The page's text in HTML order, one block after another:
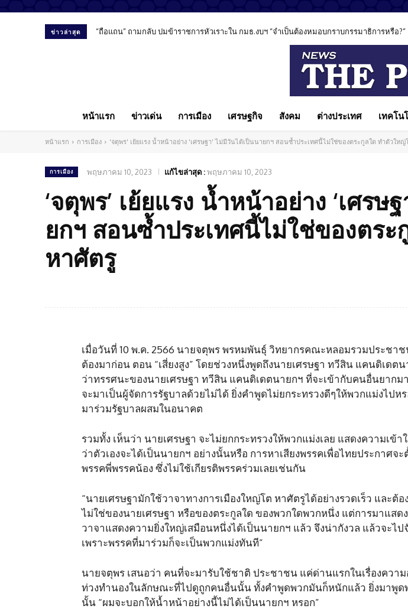
ข่าวล่าสุด “ถือแถน” ถามกลับ ปมข้าราชการหัวเราะใน กมธ.งบฯ “จำเป็นต้องหมอบกราบกรรมาธิการหรือ?”
หน้าแรก ข่าวเด่น การเมือง เศรษฐกิจ สังคม ต่างประเทศ เทคโน
หน้าแรก การเมือง 'จตุพร' เย้ยแรง น้ำหน้าอย่าง 'เศรษฐา' ไม่มีวันได้เป็นนายกฯ สอนซ้ำประเทศนี้ไม่ใช่ของตระกูลใด ทำตัวใหญ่
การเมือง พฤษภาคม 10, 2023 แก้ไขล่าสุด :พฤษภาคม 10, 2023
‘จตุพร’ เย้ยแรง น้ำหน้าอย่าง ‘เศรษ
ยกฯ สอนซ้ำประเทศนี้ไม่ใช่ของตร
หาศัตรู
เมื่อวันที่ 10 พ.ค. 2566 นายจตุพร พรหมพันธุ์ วิทยากรคณะหลอมรวมประชา
ต้องมาก่อน ตอน “เสี่ยงสูง” โดยช่วงหนึ่งพูดถึงนายเศรษฐา ทวีสิน แคนดิเดต
ว่าทรรศนะของนายเศรษฐา ทวีสิน แคนดิเดตนายกฯ ที่จะเข้ากับคนอื่นยากม
จะมาเป็นผู้จัดการรัฐบาลด้วยไม่ได้ ยิ่งคำพูดไม่ยกระทรวงดีๆให้พวกแม่งไปห
มาร่วมรัฐบาลผสมในอนาคต
รวมทั้ง เห็นว่า นายเศรษฐา จะไม่ยกกระทรวงให้พวกแม่งเลย แสดงความเข้
ว่าตัวเองจะได้เป็นนายกฯ อย่างนั้นหรือ การหาเสียงพรรคเพื่อไทยประกาศจ
พรรคพี่พรรคน้อง ซึ่งไม่ใช้เกียรติพรรคร่วมเลยเช่นกัน
“นายเศรษฐามักใช้วาจาทางการเมืองใหญ่โต หาศัตรูได้อย่างรวดเร็ว และต้
ไม่ใช่ของนายเศรษฐา หรือของตระกูลใด ของพวกใดพวกหนึ่ง แต่การมาแสด
วาจาแสดงความยิ่งใหญ่เสมือนหนึ่งได้เป็นนายกฯ แล้ว จึงน่ากังวล แล้วจะไ
เพราะพรรคที่มาร่วมก็จะเป็นพวกแม่งทันที”
นายจตุพร เสนอว่า คนที่จะมารับใช้ชาติ ประชาชน แค่ด่านแรกในเรื่องควา
ท่วงทำนองในลักษณะที่ไปดูถูกคนอื่นนั้น ทั้งคำพูดพวกมันก็หนักแล้ว ยิ่งมาพูด
นั้น “ผมจะบอกให้น้ำหน้าอย่างนี้ไม่ได้เป็นนายกฯ หรอก”